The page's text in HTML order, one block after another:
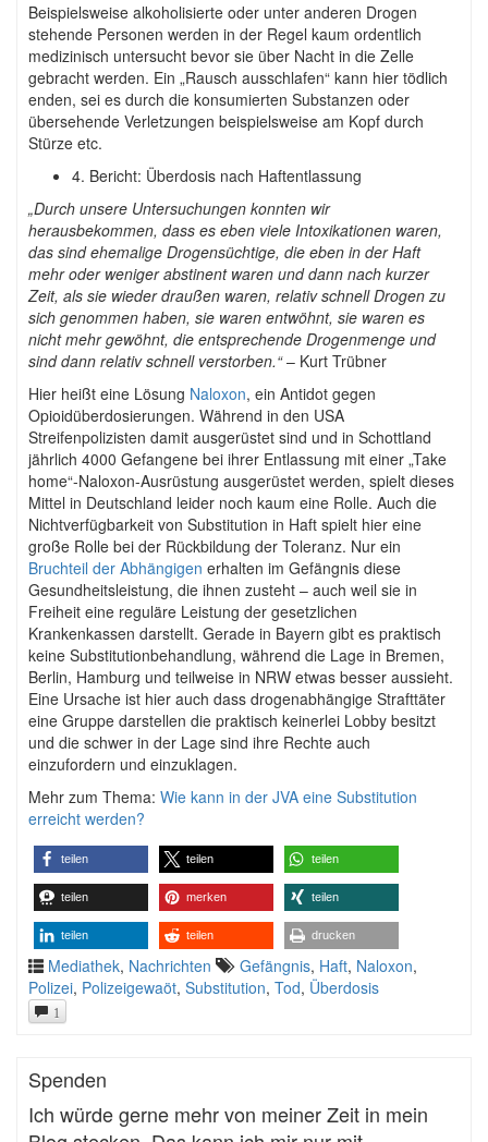
Beispielsweise alkoholisierte oder unter anderen Drogen
stehende Personen werden in der Regel kaum ordentlich
medizinisch untersucht bevor sie über Nacht in die Zelle
gebracht werden. Ein „Rausch ausschlafen“ kann hier tödlich
enden, sei es durch die konsumierten Substanzen oder
übersehende Verletzungen beispielsweise am Kopf durch
Stürze etc.
4. Bericht: Überdosis nach Haftentlassung
„Durch unsere Untersuchungen konnten wir
herausbekommen, dass es eben viele Intoxikationen waren,
das sind ehemalige Drogensüchtige, die eben in der Haft
mehr oder weniger abstinent waren und dann nach kurzer
Zeit, als sie wieder draußen waren, relativ schnell Drogen zu
sich genommen haben, sie waren entwöhnt, sie waren es
nicht mehr gewöhnt, die entsprechende Drogenmenge und
sind dann relativ schnell verstorben.“– Kurt Trübner
Hier heißt eine Lösung Naloxon, ein Antidot gegen
Opioidüberdosierungen. Während in den USA
Streifenpolizisten damit ausgerüstet sind und in Schottland
jährlich 4000 Gefangene bei ihrer Entlassung mit einer „Take
home“-Naloxon-Ausrüstung ausgerüstet werden, spielt dieses
Mittel in Deutschland leider noch kaum eine Rolle. Auch die
Nichtverfügbarkeit von Substitution in Haft spielt hier eine
große Rolle bei der Rückbildung der Toleranz. Nur ein
Bruchteil der Abhängigen erhalten im Gefängnis diese
Gesundheitsleistung, die ihnen zusteht – auch weil sie in
Freiheit eine reguläre Leistung der gesetzlichen
Krankenkassen darstellt. Gerade in Bayern gibt es praktisch
keine Substitutionbehandlung, während die Lage in Bremen,
Berlin, Hamburg und teilweise in NRW etwas besser aussieht.
Eine Ursache ist hier auch dass drogenabhängige Strafttäter
eine Gruppe darstellen die praktisch keinerlei Lobby besitzt
und die schwer in der Lage sind ihre Rechte auch
einzufordern und einzuklagen.
Mehr zum Thema: Wie kann in der JVA eine Substitution
erreicht werden?
teilen teilen teilen
teilen merken teilen
teilen teilen drucken
Mediathek, Nachrichten Gefängnis, Haft, Naloxon,
Polizei, Polizeigewaöt, Substitution, Tod, Überdosis
1
Spenden
Ich würde gerne mehr von meiner Zeit in mein